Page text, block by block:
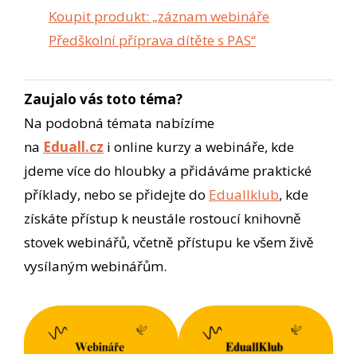
Koupit produkt: „záznam webináře
Předškolní příprava dítěte s PAS“
Zaujalo vás toto téma?
Na podobná témata nabízíme
na Eduall.cz i online kurzy a webináře, kde
jdeme více do hloubky a přidáváme praktické
příklady, nebo se přidejte do Eduallklub, kde
získáte přístup k neustále rostoucí knihovně
stovek webinářů, včetně přístupu ke všem živě
vysílaným webinářům.